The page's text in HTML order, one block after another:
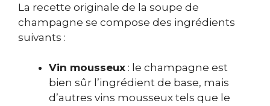
La recette originale de la soupe de
champagne se compose des ingrédients
suivants :
Vin mousseux : le champagne est
bien sûr l’ingrédient de base, mais
d’autres vins mousseux tels que le